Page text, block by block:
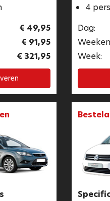
€ 49,95
€ 91,95
€ 321,95
4
Dag:
Week: